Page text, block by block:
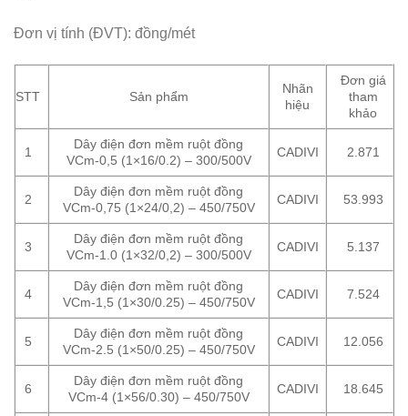
Đơn vị tính (ĐVT): đồng/mét
STT Sản phẩm
Nhãn
hiệu
Đơn giá
tham
khảo
1
Dây điện đơn mềm ruột đồng
VCm-0,5 (1×16/0.2) – 300/500V
CADIVI 2.871
2
Dây điện đơn mềm ruột đồng
VCm-0,75 (1×24/0,2) – 450/750V
CADIVI 53.993
3
Dây điện đơn mềm ruột đồng
VCm-1.0 (1×32/0,2) – 300/500V
CADIVI 5.137
4
Dây điện đơn mềm ruột đồng
VCm-1,5 (1×30/0.25) – 450/750V
CADIVI 7.524
5
Dây điện đơn mềm ruột đồng
VCm-2.5 (1×50/0.25) – 450/750V
CADIVI 12.056
6
Dây điện đơn mềm ruột đồng
VCm-4 (1×56/0.30) – 450/750V
CADIVI 18.645